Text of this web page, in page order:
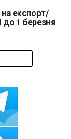
на експорт/
до 1 березня